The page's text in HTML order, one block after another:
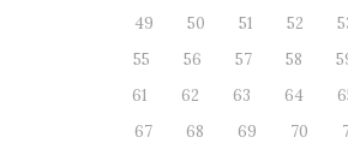
49
50 51 52
55
56 57 58
61
62 63 64
67
68 69 70